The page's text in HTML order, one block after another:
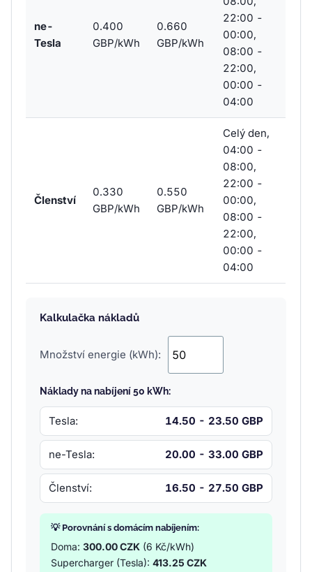
ne-
Tesla
0.400
GBP/kWh
0.660
GBP/kWh
22:00 -
00:00,
08:00 -
22:00,
00:00 -
04:00
Členství
0.330
GBP/kWh
0.550
GBP/kWh
Celý den,
04:00 -
08:00,
22:00 -
00:00,
08:00 -
22:00,
00:00 -
04:00
Kalkulačka nákladů
Množství energie (kWh):
Náklady na nabíjení 50 kWh:
Tesla: 14.50 - 23.50 GBP
ne-Tesla: 20.00 - 33.00 GBP
Členství: 16.50 - 27.50 GBP
💡 Porovnání s domácím nabíjením:
Doma: 300.00 CZK (6 Kč/kWh)
Supercharger (Tesla): 413.25 CZK